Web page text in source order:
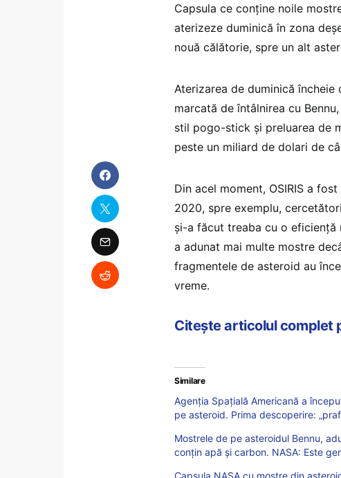
Capsula ce conține noile
aterizeze duminică în zona
nouă călătorie, spre un alt
Aterizarea de duminică
marcată de întâlnirea cu
stil pogo-stick și preluarea de
peste un miliard de dolari de
Din acel moment, OSIRIS a
2020, spre exemplu,
și-a făcut treaba cu o
a adunat mai multe mostre
fragmentele de asteroid au
vreme.
Citește articolul complet
Similare
Agenția Spațială Americană a
pe asteroid. Prima descoperire:
Mostrele de pe asteroidul Bennu,
conțin apă și carbon. NASA: Este
Capsula NASA cu mostre din